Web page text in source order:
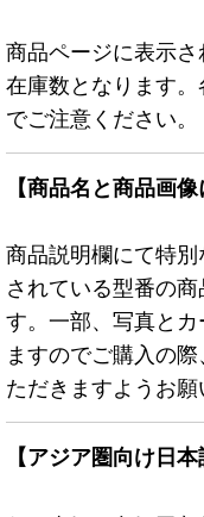
商品ページに表示
在庫数となります
でご注意ください。
【商品名と商品画像
商品説明欄にて特
されている型番の
す。一部、写真と
ますのでご購入の
ただきますようお願
【アジア圏向け日